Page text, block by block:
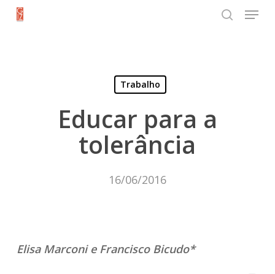
Skip
Menu
Trabalho
Educar para a
tolerância
16/06/2016
Elisa Marconi e Francisco Bicudo*